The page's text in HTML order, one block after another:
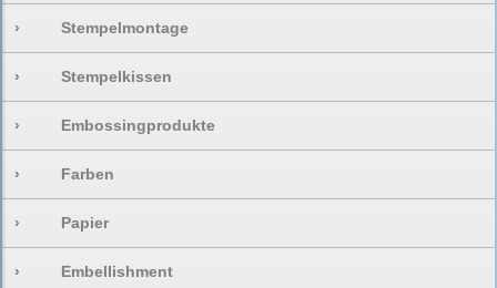
› Stempelmontage
› Stempelkissen
› Embossingprodukte
› Farben
› Papier
› Embellishment